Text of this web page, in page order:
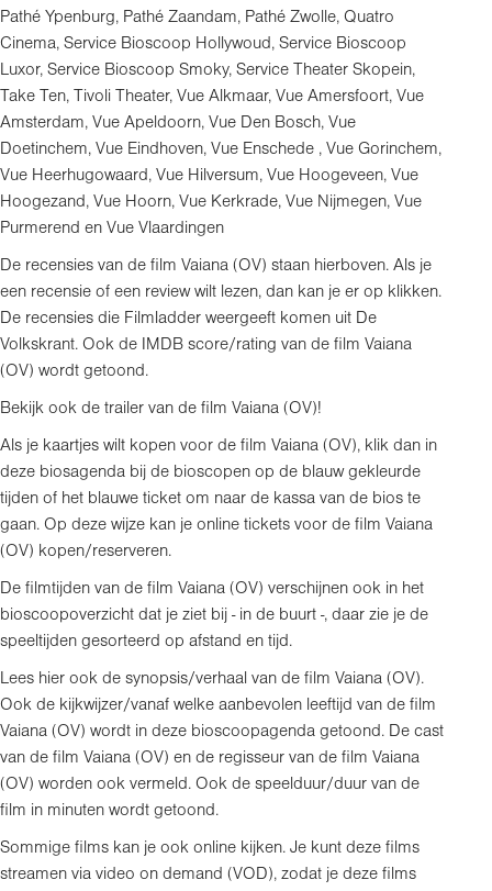
Pathé Ypenburg, Pathé Zaandam, Pathé Zwolle, Quatro
Cinema, Service Bioscoop Hollywoud, Service Bioscoop
Luxor, Service Bioscoop Smoky, Service Theater Skopein,
Take Ten, Tivoli Theater, Vue Alkmaar, Vue Amersfoort, Vue
Amsterdam, Vue Apeldoorn, Vue Den Bosch, Vue
Doetinchem, Vue Eindhoven, Vue Enschede , Vue Gorinchem,
Vue Heerhugowaard, Vue Hilversum, Vue Hoogeveen, Vue
Hoogezand, Vue Hoorn, Vue Kerkrade, Vue Nijmegen, Vue
Purmerend en Vue Vlaardingen
De recensies van de film Vaiana (OV) staan hierboven. Als je
een recensie of een review wilt lezen, dan kan je er op klikken.
De recensies die Filmladder weergeeft komen uit De
Volkskrant. Ook de IMDB score/rating van de film Vaiana
(OV) wordt getoond.
Bekijk ook de trailer van de film Vaiana (OV)!
Als je kaartjes wilt kopen voor de film Vaiana (OV), klik dan in
deze biosagenda bij de bioscopen op de blauw gekleurde
tijden of het blauwe ticket om naar de kassa van de bios te
gaan. Op deze wijze kan je online tickets voor de film Vaiana
(OV) kopen/reserveren.
De filmtijden van de film Vaiana (OV) verschijnen ook in het
bioscoopoverzicht dat je ziet bij - in de buurt -, daar zie je de
speeltijden gesorteerd op afstand en tijd.
Lees hier ook de synopsis/verhaal van de film Vaiana (OV).
Ook de kijkwijzer/vanaf welke aanbevolen leeftijd van de film
Vaiana (OV) wordt in deze bioscoopagenda getoond. De cast
van de film Vaiana (OV) en de regisseur van de film Vaiana
(OV) worden ook vermeld. Ook de speelduur/duur van de
film in minuten wordt getoond.
Sommige films kan je ook online kijken. Je kunt deze films
streamen via video on demand (VOD), zodat je deze films